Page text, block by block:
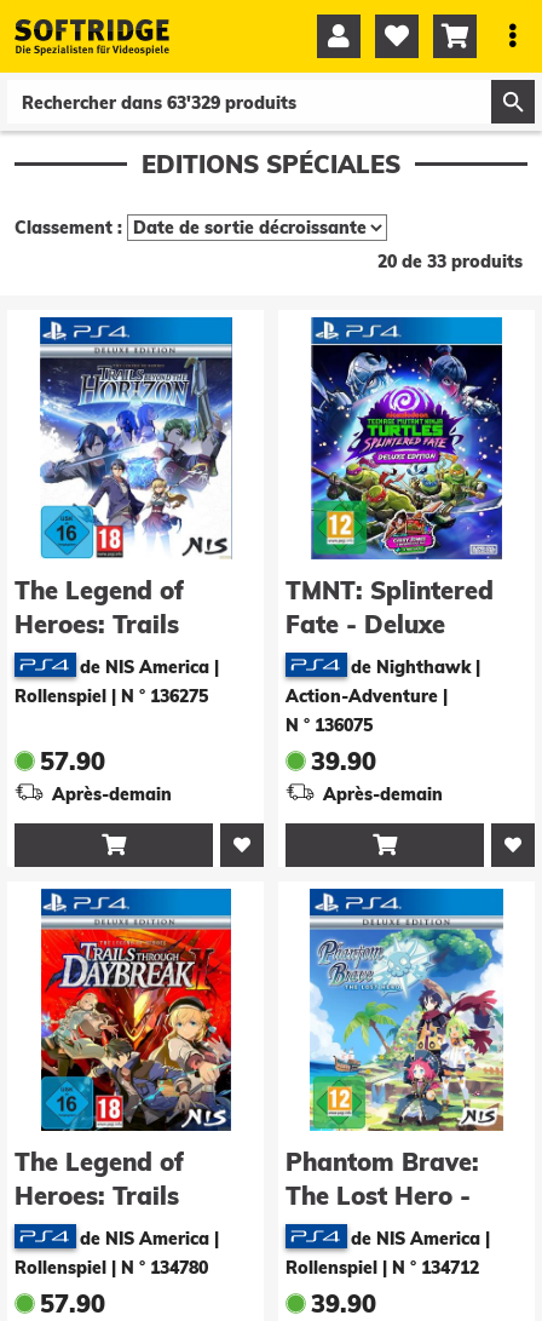
   
EDITIONS SPÉCIALES
Classement :
20 de 33 produits
The Legend of
Heroes: Trails
beyond the Horizon
- Deluxe Edition
de NIS America |
Rollenspiel
N ° 136275
57.90
Après-demain

TMNT: Splintered
Fate - Deluxe
Editionde Nighthawk |
Action-Adventure
N ° 136075
39.90
Après-demain

The Legend of
Heroes: Trails
through Daybreak II
- Deluxe Edition
de NIS America |
Rollenspiel
N ° 134780
57.90
Phantom Brave:
The Lost Hero -
Deluxe Edition
de NIS America |
Rollenspiel
N ° 134712
39.90